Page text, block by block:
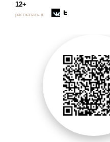
12+
рассказать в